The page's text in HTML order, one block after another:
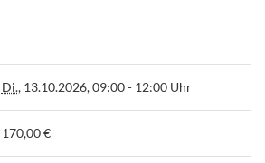
Di., 13.10.2026, 09:00 - 12:00 Uhr
170,00 €